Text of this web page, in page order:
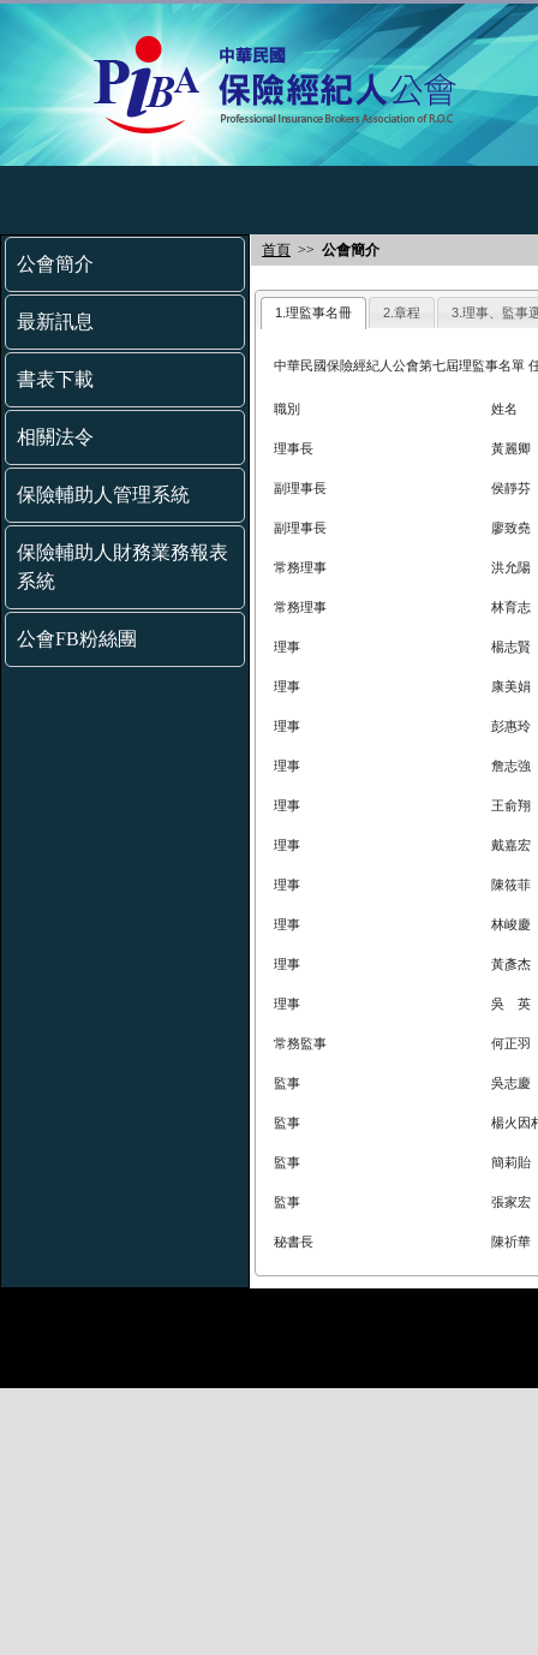
公會簡介
最新訊息
書表下載
相關法令
保險輔助人管理系統
保險輔助人財務業務報表
系統
公會FB粉絲團
首頁 >> 公會簡介
1.理監事名冊 2.章程 3.理事、監事
中華民國保險經紀人公會第七屆理監事名單
職別 姓名
理事長 黃麗卿
副理事長 侯靜芬
副理事長 廖致堯
常務理事 洪允陽
常務理事 林育志
理事 楊志賢
理事 康美娟
理事 彭惠玲
理事 詹志強
理事 王俞翔
理事 戴嘉宏
理事 陳筱菲
理事 林峻慶
理事 黃彥杰
理事 吳 英
常務監事 何正羽
監事 吳志慶
監事 楊火因
監事 簡莉貽
監事 張家宏
秘書長 陳祈華